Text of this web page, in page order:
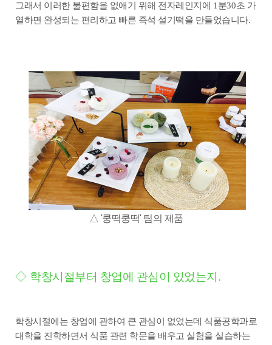
그래서 이러한 불편함을 없애기 위해 전자레인지에 1 분30초 가
열하면 완성되는 편리하고 빠른 즉석 설기떡을 만들었습니다.
△ '쿵떡쿵떡' 팀의 제품
◇ 학창시절부터 창업에 관심이 있었는지 .
학창시절에는 창업에 관하여 큰 관심이 없었는데 식품공학과로
대학을 진학하면서 식품 관련 학문을 배우고 실험을 실습하는